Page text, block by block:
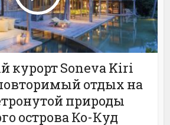
курорт Soneva Kiri
отдых на
природы
острова Ко-Куд